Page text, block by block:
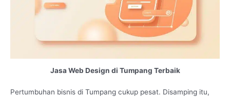
Jasa Web Design di Tumpang Terbaik
Pertumbuhan bisnis di Tumpang cukup pesat. Disamping itu,